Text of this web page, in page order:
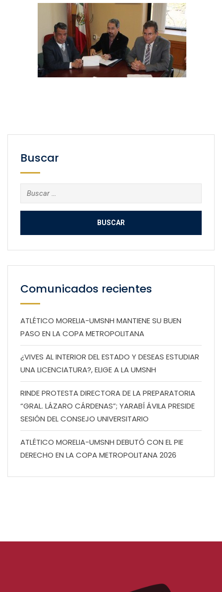
Buscar
Buscar:
Comunicados recientes
ATLÉTICO MORELIA-UMSNH MANTIENE SU BUEN
PASO EN LA COPA METROPOLITANA
¿VIVES AL INTERIOR DEL ESTADO Y DESEAS ESTUDIAR
UNA LICENCIATURA?, ELIGE A LA UMSNH
RINDE PROTESTA DIRECTORA DE LA PREPARATORIA
“GRAL. LÁZARO CÁRDENAS”; YARABÍ ÁVILA PRESIDE
SESIÓN DEL CONSEJO UNIVERSITARIO
ATLÉTICO MORELIA-UMSNH DEBUTÓ CON EL PIE
DERECHO EN LA COPA METROPOLITANA 2026